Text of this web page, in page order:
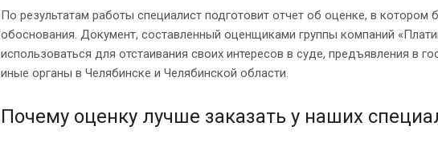
По результатам работы специалист подготовит отчет об оценке, в котором
обоснования. Документ, составленный оценщиками группы компаний
использоваться для отстаивания своих интересов в суде, предъявления в
иные органы в Челябинске и Челябинской области.
Почему оценку лучше заказать у наших